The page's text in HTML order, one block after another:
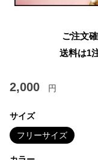
ご注文
送料は1
2,000 円
サイズ
フリーサイズ